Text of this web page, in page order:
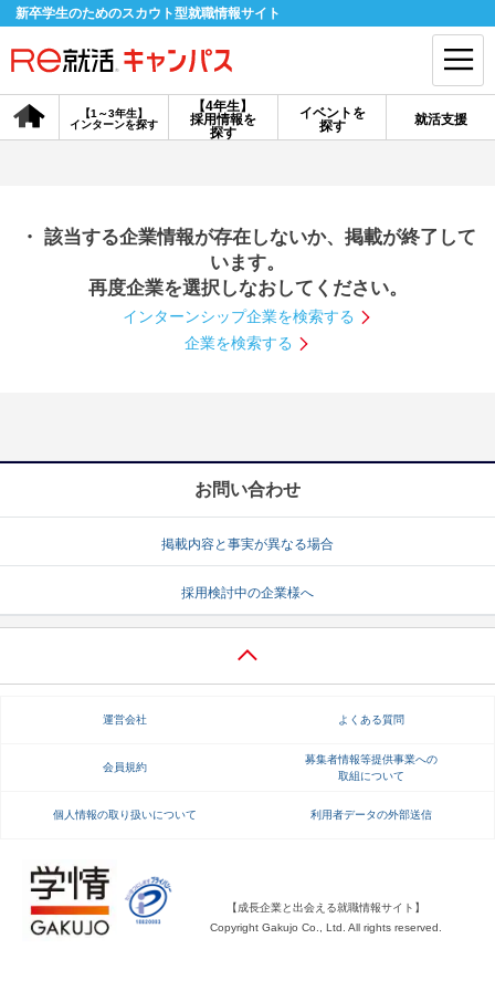
新卒学生のためのスカウト型就職情報サイト
【4年生】
採用情報を
探す
【1～3年生】
インターンを探す
イベントを
探す
就活支援
会員登録 ログイン
探す
【4年生】
説明会を探す
インターンを探す
就活ノウハウ・サポート
就活支援
就活ノウハウが満載！ お役立ち記事・相談室など
適職診断 就活チャンネル
・ 該当する企業情報が存在しないか、掲載が終了して
います。
再度企業を選択しなおしてください。
インターンシップ企業を検索する
企業を検索する
お問い合わせ
掲載内容と事実が異なる場合
採用検討中の企業様へ
運営会社 よくある質問
会員規約
募集者情報等提供事業への
取組について
個人情報の取り扱いについて 利用者データの外部送信
【成長企業と出会える就職情報サイト】
Copyright Gakujo Co., Ltd. All rights reserved.